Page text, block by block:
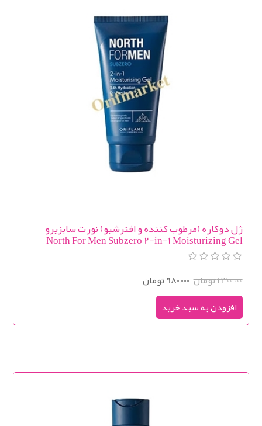
ژل دوکاره (مرطوب کننده و افترشیو) نورث سابزیرو
North For Men Subzero 2-in-1 Moisturizing Gel
1,300,000 تومان 980,000 تومان